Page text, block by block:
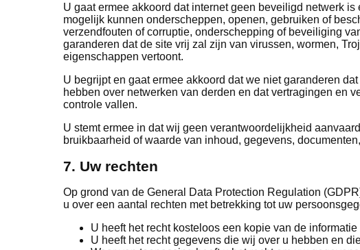
U gaat ermee akkoord dat internet geen beveiligd netwerk
mogelijk kunnen onderscheppen, openen, gebruiken of
verzendfouten of corruptie, onderschepping of beveiliging
garanderen dat de site vrij zal zijn van virussen, wormen,
eigenschappen vertoont.
U begrijpt en gaat ermee akkoord dat we niet garanderen
hebben over netwerken van derden en dat vertragingen en
controle vallen.
U stemt ermee in dat wij geen verantwoordelijkheid
bruikbaarheid of waarde van inhoud, gegevens,
7. Uw rechten
Op grond van de General Data Protection Regulation
u over een aantal rechten met betrekking tot uw
U heeft het recht kosteloos een kopie van de
U heeft het recht gegevens die wij over u hebben en